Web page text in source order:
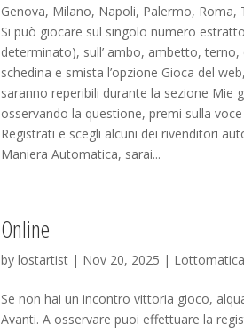
Genova, Milano, Napoli, Palermo,
Si può giocare sul singolo numero
determinato), sull’ ambo, ambetto,
schedina e smista l’opzione Gioca del
saranno reperibili durante la sezione Mie
osservando la questione, premi sulla
Registrati e scegli alcuni dei rivenditori
Maniera Automatica, sarai...
Online
by lostartist | Nov 20, 2025 |
Se non hai un incontro vittoria gioco,
Avanti. A osservare puoi effettuare la